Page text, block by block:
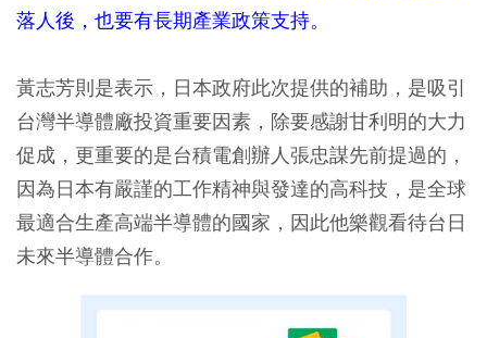
落人後，也要有長期產業政策支持。
黃志芳則是表示，日本政府此次提供的補助，是吸引
台灣半導體廠投資重要因素，除要感謝甘利明的大力
促成，更重要的是台積電創辦人張忠謀先前提過的，
因為日本有嚴謹的工作精神與發達的高科技，是全球
最適合生產高端半導體的國家，因此他樂觀看待台日
未來半導體合作。